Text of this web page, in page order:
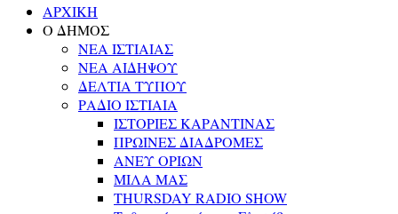
ΑΡΧΙΚΗ
Ο ΔΗΜΟΣ
ΝΕΑ ΙΣΤΙΑΙΑΣ
ΝΕΑ ΑΙΔΗΨΟΥ
ΔΕΛΤΙΑ ΤΥΠΟΥ
ΡΑΔΙΟ ΙΣΤΙΑΙΑ
ΙΣΤΟΡΙΕΣ ΚΑΡΑΝΤΙΝΑΣ
ΠΡΩΙΝΕΣ ΔΙΑΔΡΟΜΕΣ
ΑΝΕΥ ΟΡΙΩΝ
ΜΙΛΑ ΜΑΣ
THURSDAY RADIO SHOW